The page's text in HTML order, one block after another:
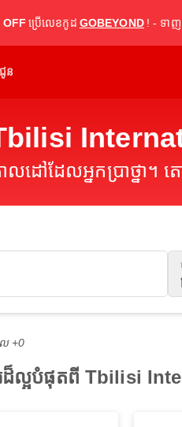
OFF ប្រើលេខកូដ GOBEYOND ! - ទា
ជូន
ដៅដែលអ្នកប្រាថ្នា។
+0
ដ៏ល្អបំផុតពី Tbilisi